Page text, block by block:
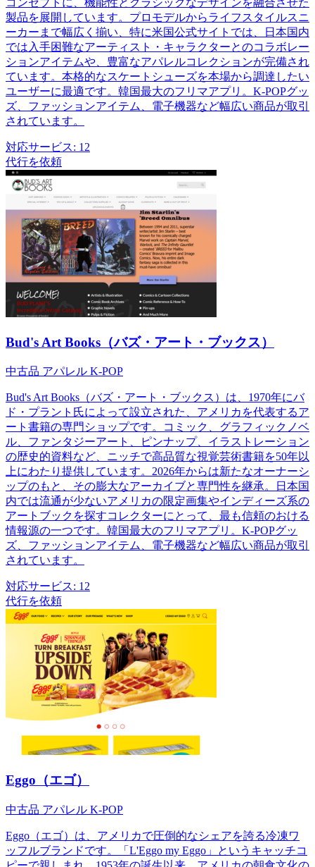
コンセプトに、機能性とクラシックなデザインを融合させた
製品を展開しています。プロモデルからライフスタイルスニ
ーカーまで幅広く揃い、特に米国公式サイトでは、日本国内
では入手困難なアーティスト・キャラクターとのコラボレー
ションアイテムや、豊富なアパレルコレクションが完備され
ています。本格的なスケートシューズを本場から調達したい
ユーザーに最適です。韓国最大のフリマアプリ。K-POPグッ
ズ、ファッションアイテム、電子機器など幅広い商品が取引
されています。
対応サービス: 12
代行を依頼
Bud's Art Books（バズ・アート・ブックス）
中古品 アパレル K-POP
Bud's Art Books（バズ・アート・ブックス）は、1970年にバ
ド・プラント氏によって設立された、アメリカを代表するア
ート書籍の専門ショップです。コミック、グラフィックノベ
ル、ファンタジーアート、ピンナップ、イラストレーション
の歴史的資料など、ニッチで高品質な視覚芸術書籍を50年以
上にわたり提供しています。2026年からは新たなオーナーシ
ップのもと、その膨大なアーカイブと専門性を継承。日本国
内では流通が少ないアメリカの限定画集やインディーズ系の
アートブックを探すコレクターにとって、最も信頼のおける
情報源の一つです。韓国最大のフリマアプリ。K-POPグッ
ズ、ファッションアイテム、電子機器など幅広い商品が取引
されています。
対応サービス: 12
代行を依頼
Eggo（エゴ）
中古品 アパレル K-POP
Eggo（エゴ）は、アメリカで圧倒的なシェアを誇る冷凍ワ
ッフルブランドです。「L'Eggo my Eggo」というキャッチコ